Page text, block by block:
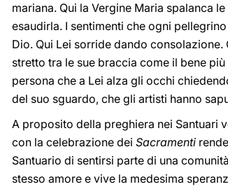
mariana. Qui la Vergine Maria spalanca
esaudirla. I sentimenti che ogni
Dio. Qui Lei sorride dando
stretto tra le sue braccia come il bene
persona che a Lei alza gli occhi
del suo sguardo, che gli artisti hanno
A proposito della preghiera nei Santuari
con la celebrazione dei Sacramenti
Santuario di sentirsi parte di una
stesso amore e vive la medesima